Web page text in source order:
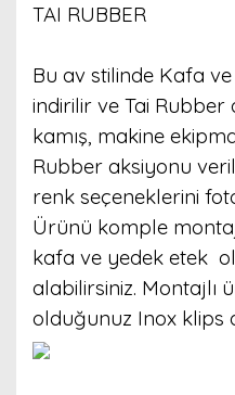
TAI RUBBER
Bu av stilinde Kafa
indirilir ve Tai Rubber
kamış, makine
Rubber aksiyonu
renk seçeneklerini
Ürünü komple
kafa ve yedek etek
alabilirsiniz. Montajlı
olduğunuz Inox klips